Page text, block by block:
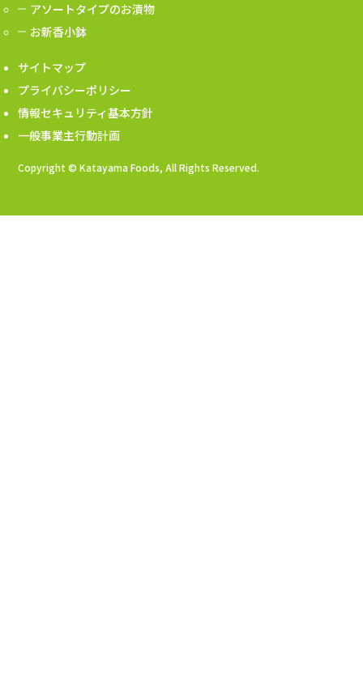
アソートタイプのお漬物
お新香小鉢
サイトマップ
プライバシーポリシー
情報セキュリティ基本方針
一般事業主行動計画
Copyright © Katayama Foods, All Rights Reserved.